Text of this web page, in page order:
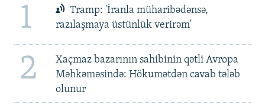
1
Tramp: 'İranla müharibədənsə,
razılaşmaya üstünlük verirəm'
2
Xaçmaz bazarının sahibinin qətli Avropa
Məhkəməsində: Hökumətdən cavab tələb
olunur